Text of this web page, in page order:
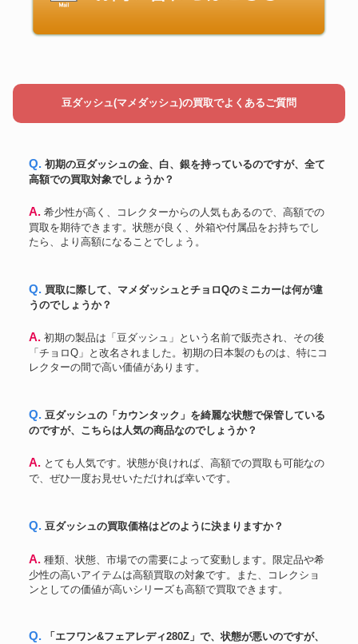
豆ダッシュ(マメダッシュ)の買取でよくあるご質問
Q. 初期の豆ダッシュの金、白、銀を持っているのですが、全て
高額での買取対象でしょうか？
A. 希少性が高く、コレクターからの人気もあるので、高額での
買取を期待できます。状態が良く、外箱や付属品をお持ちでし
たら、より高額になることでしょう。
Q. 買取に際して、マメダッシュとチョロQのミニカーは何が違
うのでしょうか？
A. 初期の製品は「豆ダッシュ」という名前で販売され、その後
「チョロQ」と改名されました。初期の日本製のものは、特にコ
レクターの間で高い価値があります。
Q. 豆ダッシュの「カウンタック」を綺麗な状態で保管している
のですが、こちらは人気の商品なのでしょうか？
A. とても人気です。状態が良ければ、高額での買取も可能なの
で、ぜひ一度お見せいただければ幸いです。
Q. 豆ダッシュの買取価格はどのように決まりますか？
A. 種類、状態、市場での需要によって変動します。限定品や希
少性の高いアイテムは高額買取の対象です。また、コレクショ
ンとしての価値が高いシリーズも高額で買取できます。
Q. 「エフワン&フェアレディ280Z」で、状態が悪いのですが、